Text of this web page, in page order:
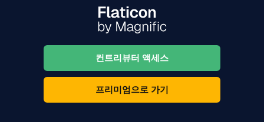
컨트리뷰터 액세스
프리미엄으로 가기